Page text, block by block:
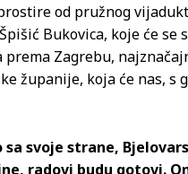
od pružnog
Bukovica, koje će
prema Zagrebu,
županije, koja će nas, s
svoje strane,
radovi budu gotovi.